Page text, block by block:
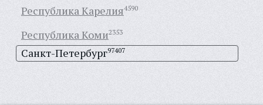
Республика Карелия4590
Республика Коми2353
Санкт-Петербург97407